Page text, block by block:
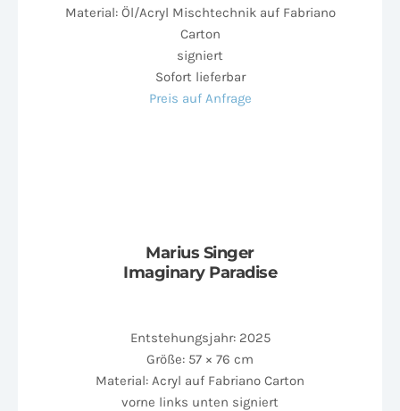
Material: Öl/Acryl Mischtechnik auf Fabriano
Carton
signiert
Sofort lieferbar
Preis auf Anfrage
Marius Singer
Imaginary Paradise
Entstehungsjahr: 2025
Größe: 57 × 76 cm
Material: Acryl auf Fabriano Carton
vorne links unten signiert